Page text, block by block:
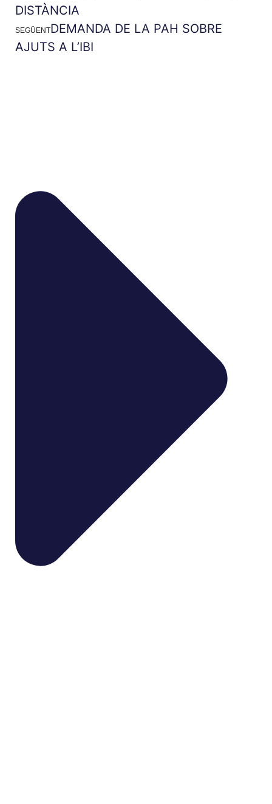
DISTÀNCIA
SEGÜENTDEMANDA DE LA PAH SOBRE
AJUTS A L’IBI